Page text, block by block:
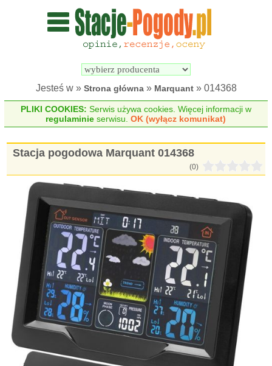
Wyszukiwarka
pogodowych
Jesteś w » Strona główna» Marquant» 014368
PLIKI COOKIES: Serwis używa cookies. Więcej informacji w
regulaminie serwisu.OK (wyłącz komunikat)
Stacja pogodowa Marquant 014368
(0)